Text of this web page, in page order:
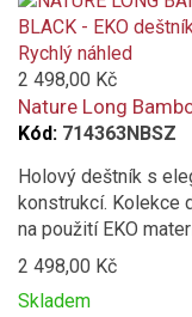
is
added
to
compare
Rychlý náhled
2 498,00 Kč
Nature Long
Kód: 714363NBSZ
Holový deštník s
konstrukcí. Kolekce
na použití EKO
2 498,00 Kč
Skladem